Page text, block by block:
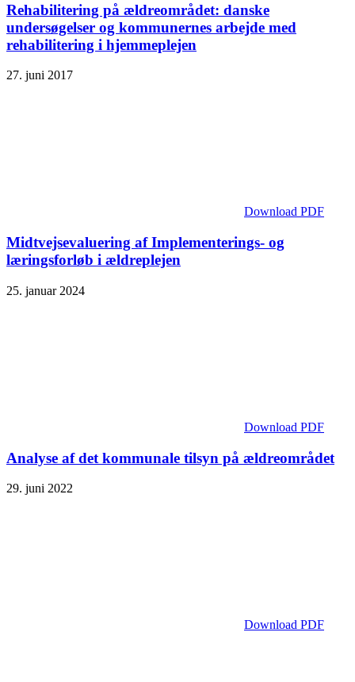
Rehabilitering på ældreområdet: danske
undersøgelser og kommunernes arbejde med
rehabilitering i hjemmeplejen
27. juni 2017
Download PDF
Midtvejsevaluering af Implementerings- og
læringsforløb i ældreplejen
25. januar 2024
Download PDF
Analyse af det kommunale tilsyn på ældreområdet
29. juni 2022
Download PDF